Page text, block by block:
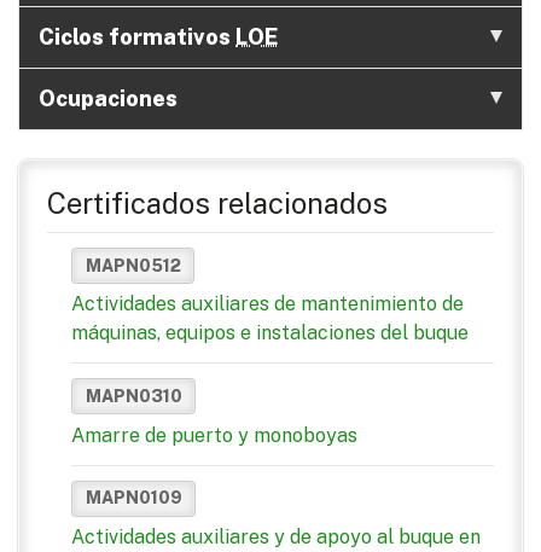
Ciclos formativos LOE
Ocupaciones
Certificados relacionados
MAPN0512
Actividades auxiliares de mantenimiento de
máquinas, equipos e instalaciones del buque
MAPN0310
Amarre de puerto y monoboyas
MAPN0109
Actividades auxiliares y de apoyo al buque en